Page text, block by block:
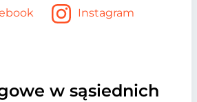
Instagram
w sąsiednich